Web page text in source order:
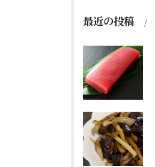
最近の投稿